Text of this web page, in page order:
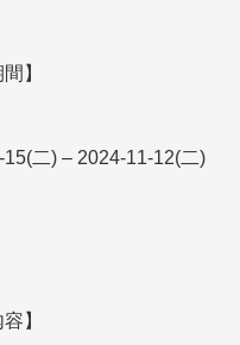
】
15(二) – 2024-11-12(二)
】